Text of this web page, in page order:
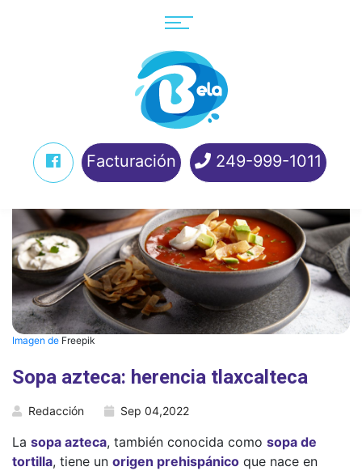
Facturación 249-999-1011
Imagen de Freepik
Sopa azteca: herencia tlaxcalteca
Redacción Sep 04,2022
La sopa azteca, también conocida como sopa de
tortilla, tiene un origen prehispánico que nace en